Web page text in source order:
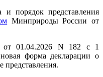
порядок представления
Минприроды России от
01.04.2026 N 182 с 1
форма декларации о
представления.